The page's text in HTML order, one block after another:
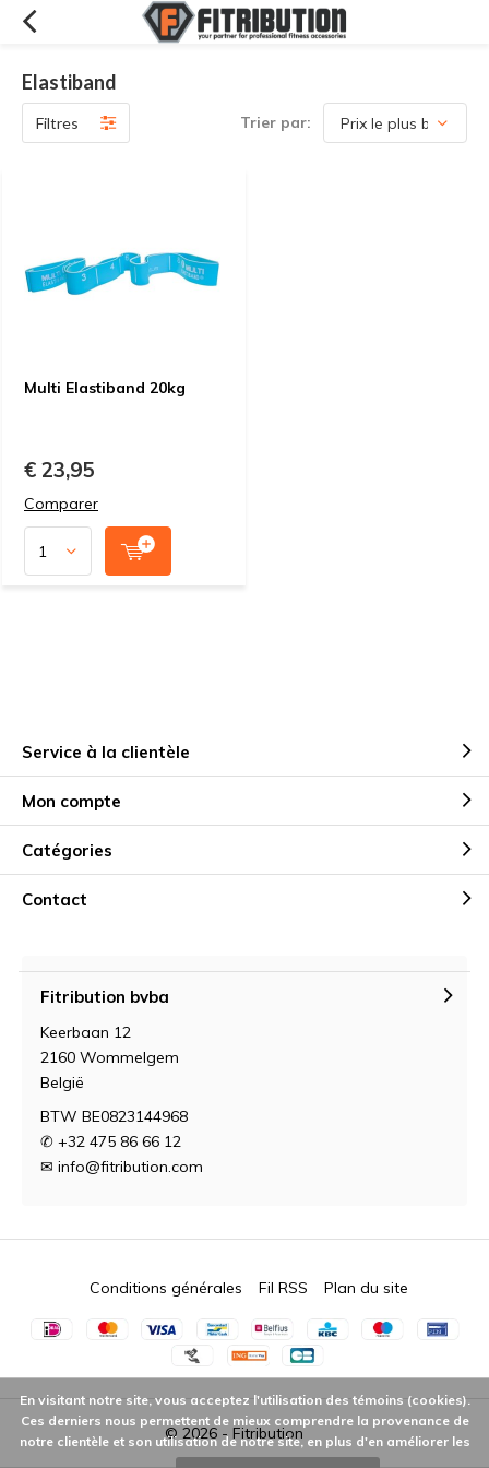
Elastiband
Filtres Trier par:
Multi Elastiband 20kg
€ 23,95
Comparer
Service à la clientèle
Mon compte
Catégories
Contact
Fitribution bvba
Keerbaan 12
2160 Wommelgem
België
BTW BE0823144968
✆ +32 475 86 66 12
✉ info@fitribution.com
© 2026 - Fitribution
Conditions générales Fil RSS Plan du site
En visitant notre site, vous acceptez l'utilisation des témoins (cookies).
Ces derniers nous permettent de mieux comprendre la provenance de
notre clientèle et son utilisation de notre site, en plus d'en améliorer les